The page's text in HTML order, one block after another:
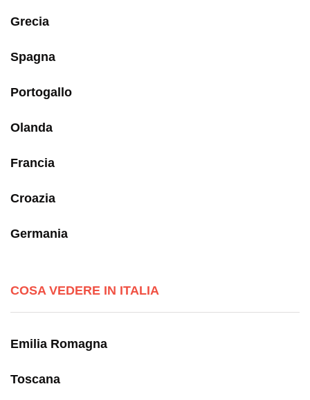
Grecia
Spagna
Portogallo
Olanda
Francia
Croazia
Germania
COSA VEDERE IN ITALIA
Emilia Romagna
Toscana